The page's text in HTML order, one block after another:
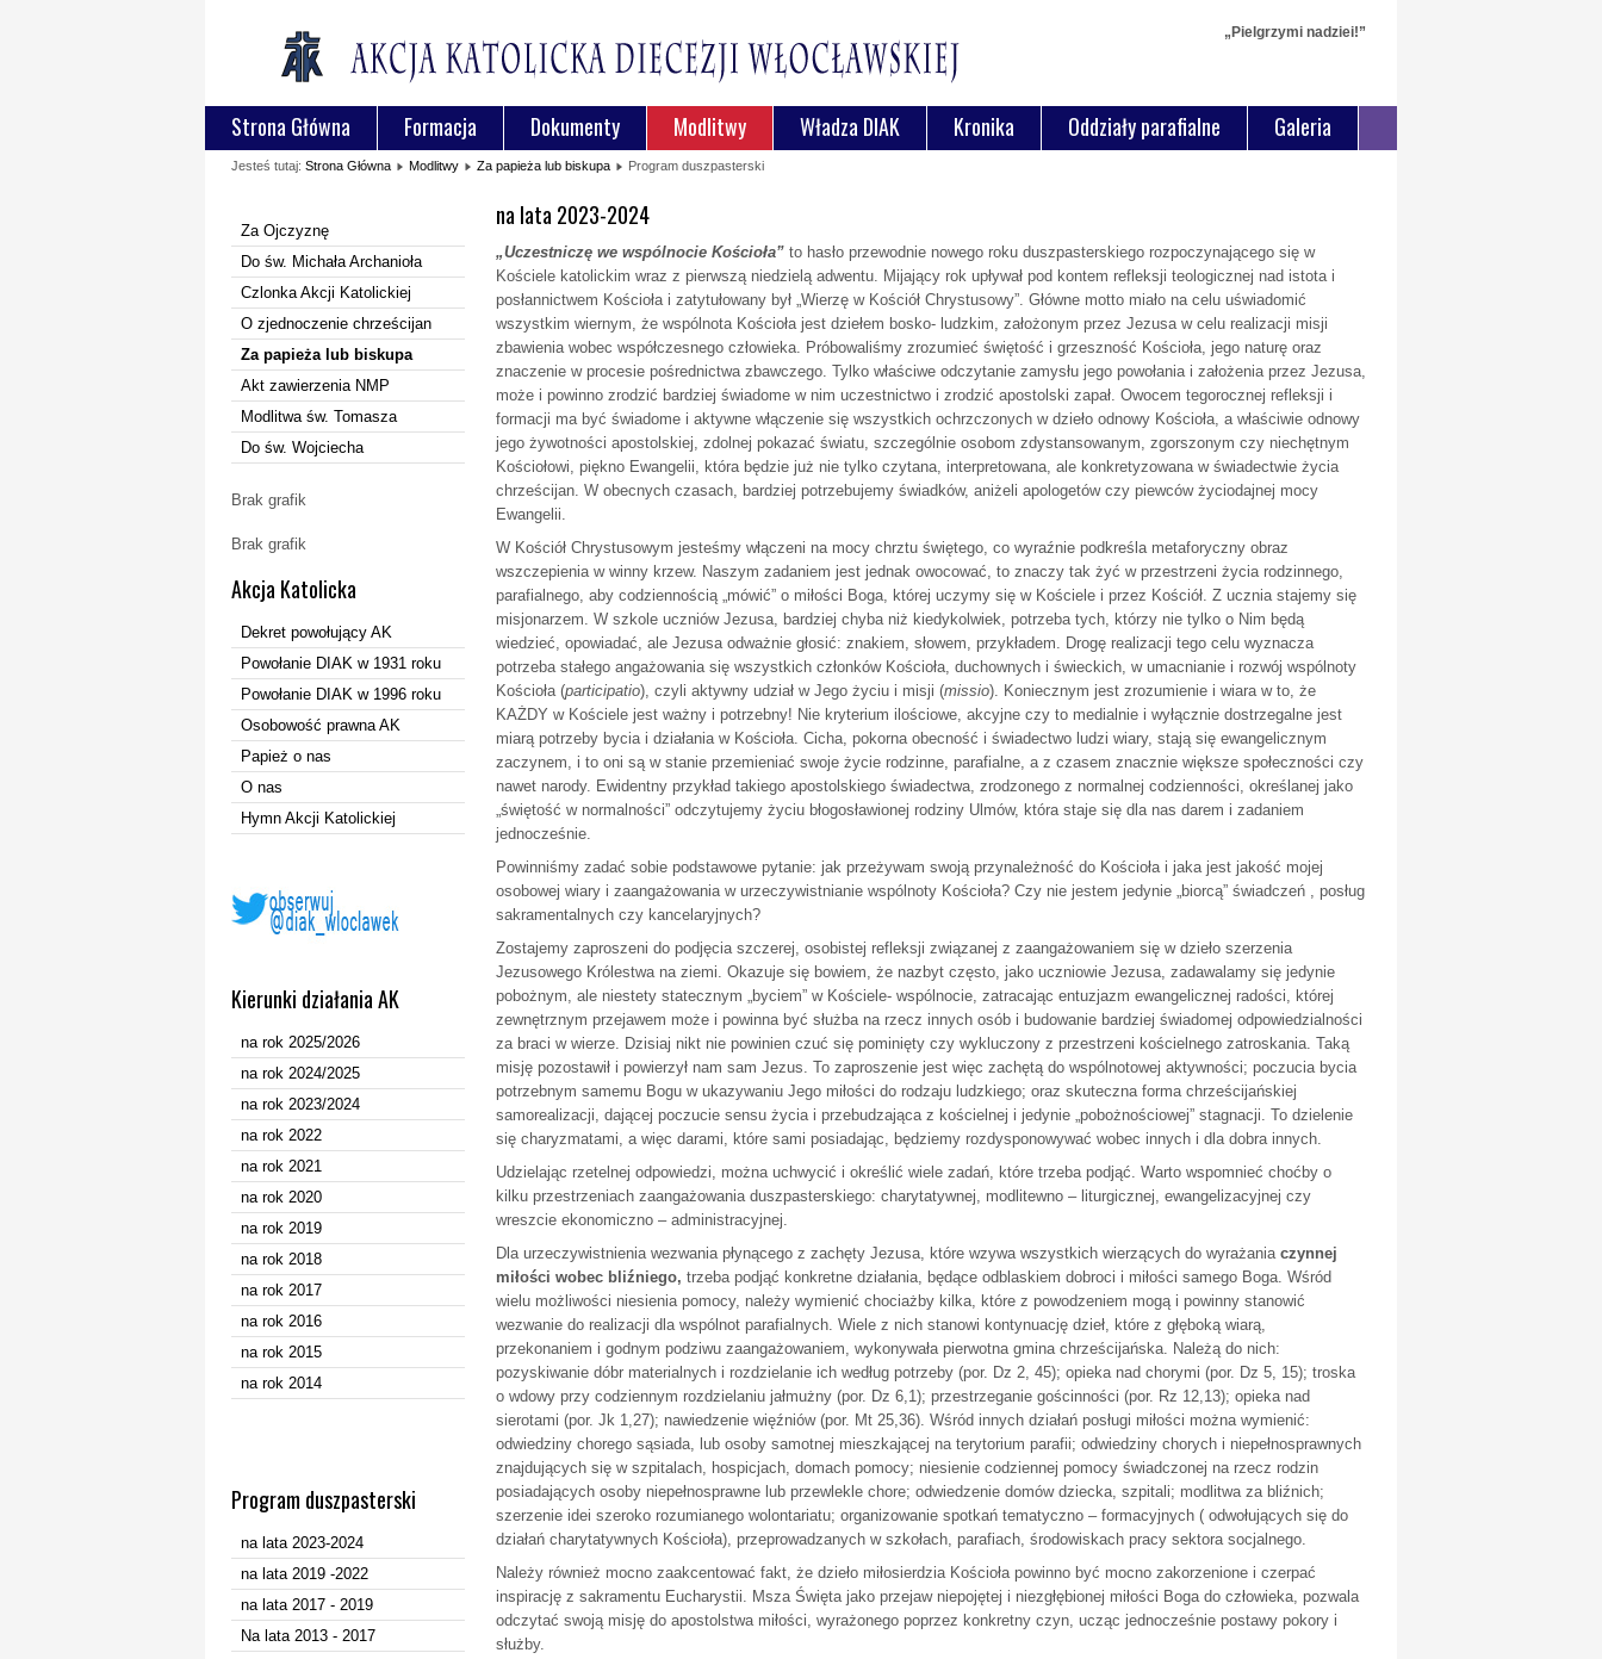
„Pielgrzymi nadziei!”
Strona Główna Formacja Dokumenty Modlitwy Władza DIAK Kronika Oddziały parafialne Galeria
Jesteś tutaj: Strona Główna Modlitwy Za papieża lub biskupa Program duszpasterski
Za Ojczyznę
Do św. Michała Archanioła
Czlonka Akcji Katolickiej
O zjednoczenie chrześcijan
Za papieża lub biskupa
Akt zawierzenia NMP
Modlitwa św. Tomasza
Do św. Wojciecha
Brak grafik
Brak grafik
Akcja Katolicka
Dekret powołujący AK
Powołanie DIAK w 1931 roku
Powołanie DIAK w 1996 roku
Osobowość prawna AK
Papież o nas
O nas
Hymn Akcji Katolickiej
Kierunki działania AK
na rok 2025/2026
na rok 2024/2025
na rok 2023/2024
na rok 2022
na rok 2021
na rok 2020
na rok 2019
na rok 2018
na rok 2017
na rok 2016
na rok 2015
na rok 2014
Program duszpasterski
na lata 2023-2024
na lata 2019 -2022
na lata 2017 - 2019
Na lata 2013 - 2017
na lata 2023-2024
„Uczestniczę we wspólnocie Kościoła” to hasło przewodnie nowego roku duszpasterskiego rozpoczynającego się w
Kościele katolickim wraz z pierwszą niedzielą adwentu. Mijający rok upływał pod kontem refleksji teologicznej nad istota i
posłannictwem Kościoła i zatytułowany był „Wierzę w Kościół Chrystusowy”. Główne motto miało na celu uświadomić
wszystkim wiernym, że wspólnota Kościoła jest dziełem bosko- ludzkim, założonym przez Jezusa w celu realizacji misji
zbawienia wobec współczesnego człowieka. Próbowaliśmy zrozumieć świętość i grzeszność Kościoła, jego naturę oraz
znaczenie w procesie pośrednictwa zbawczego. Tylko właściwe odczytanie zamysłu jego powołania i założenia przez Jezusa,
może i powinno zrodzić bardziej świadome w nim uczestnictwo i zrodzić apostolski zapał. Owocem tegorocznej refleksji i
formacji ma być świadome i aktywne włączenie się wszystkich ochrzczonych w dzieło odnowy Kościoła, a właściwie odnowy
jego żywotności apostolskiej, zdolnej pokazać światu, szczególnie osobom zdystansowanym, zgorszonym czy niechętnym
Kościołowi, piękno Ewangelii, która będzie już nie tylko czytana, interpretowana, ale konkretyzowana w świadectwie życia
chrześcijan. W obecnych czasach, bardziej potrzebujemy świadków, aniżeli apologetów czy piewców życiodajnej mocy
Ewangelii.
W Kościół Chrystusowym jesteśmy włączeni na mocy chrztu świętego, co wyraźnie podkreśla metaforyczny obraz
wszczepienia w winny krzew. Naszym zadaniem jest jednak owocować, to znaczy tak żyć w przestrzeni życia rodzinnego,
parafialnego, aby codziennością „mówić” o miłości Boga, której uczymy się w Kościele i przez Kościół. Z ucznia stajemy się
misjonarzem. W szkole uczniów Jezusa, bardziej chyba niż kiedykolwiek, potrzeba tych, którzy nie tylko o Nim będą
wiedzieć, opowiadać, ale Jezusa odważnie głosić: znakiem, słowem, przykładem. Drogę realizacji tego celu wyznacza
potrzeba stałego angażowania się wszystkich członków Kościoła, duchownych i świeckich, w umacnianie i rozwój wspólnoty
Kościoła (participatio), czyli aktywny udział w Jego życiu i misji (missio). Koniecznym jest zrozumienie i wiara w to, że
KAŻDY w Kościele jest ważny i potrzebny! Nie kryterium ilościowe, akcyjne czy to medialnie i wyłącznie dostrzegalne jest
miarą potrzeby bycia i działania w Kościoła. Cicha, pokorna obecność i świadectwo ludzi wiary, stają się ewangelicznym
zaczynem, i to oni są w stanie przemieniać swoje życie rodzinne, parafialne, a z czasem znacznie większe społeczności czy
nawet narody. Ewidentny przykład takiego apostolskiego świadectwa, zrodzonego z normalnej codzienności, określanej jako
„świętość w normalności” odczytujemy życiu błogosławionej rodziny Ulmów, która staje się dla nas darem i zadaniem
jednocześnie.
Powinniśmy zadać sobie podstawowe pytanie: jak przeżywam swoją przynależność do Kościoła i jaka jest jakość mojej
osobowej wiary i zaangażowania w urzeczywistnianie wspólnoty Kościoła? Czy nie jestem jedynie „biorcą” świadczeń , posług
sakramentalnych czy kancelaryjnych?
Zostajemy zaproszeni do podjęcia szczerej, osobistej refleksji związanej z zaangażowaniem się w dzieło szerzenia
Jezusowego Królestwa na ziemi. Okazuje się bowiem, że nazbyt często, jako uczniowie Jezusa, zadawalamy się jedynie
pobożnym, ale niestety statecznym „byciem” w Kościele- wspólnocie, zatracając entuzjazm ewangelicznej radości, której
zewnętrznym przejawem może i powinna być służba na rzecz innych osób i budowanie bardziej świadomej odpowiedzialności
za braci w wierze. Dzisiaj nikt nie powinien czuć się pominięty czy wykluczony z przestrzeni kościelnego zatroskania. Taką
misję pozostawił i powierzył nam sam Jezus. To zaproszenie jest więc zachętą do wspólnotowej aktywności; poczucia bycia
potrzebnym samemu Bogu w ukazywaniu Jego miłości do rodzaju ludzkiego; oraz skuteczna forma chrześcijańskiej
samorealizacji, dającej poczucie sensu życia i przebudzająca z kościelnej i jedynie „pobożnościowej” stagnacji. To dzielenie
się charyzmatami, a więc darami, które sami posiadając, będziemy rozdysponowywać wobec innych i dla dobra innych.
Udzielając rzetelnej odpowiedzi, można uchwycić i określić wiele zadań, które trzeba podjąć. Warto wspomnieć choćby o
kilku przestrzeniach zaangażowania duszpasterskiego: charytatywnej, modlitewno – liturgicznej, ewangelizacyjnej czy
wreszcie ekonomiczno – administracyjnej.
Dla urzeczywistnienia wezwania płynącego z zachęty Jezusa, które wzywa wszystkich wierzących do wyrażania czynnej
miłości wobec bliźniego, trzeba podjąć konkretne działania, będące odblaskiem dobroci i miłości samego Boga. Wśród
wielu możliwości niesienia pomocy, należy wymienić chociażby kilka, które z powodzeniem mogą i powinny stanowić
wezwanie do realizacji dla wspólnot parafialnych. Wiele z nich stanowi kontynuację dzieł, które z głęboką wiarą,
przekonaniem i godnym podziwu zaangażowaniem, wykonywała pierwotna gmina chrześcijańska. Należą do nich:
pozyskiwanie dóbr materialnych i rozdzielanie ich według potrzeby (por. Dz 2, 45); opieka nad chorymi (por. Dz 5, 15); troska
o wdowy przy codziennym rozdzielaniu jałmużny (por. Dz 6,1); przestrzeganie gościnności (por. Rz 12,13); opieka nad
sierotami (por. Jk 1,27); nawiedzenie więźniów (por. Mt 25,36). Wśród innych działań posługi miłości można wymienić:
odwiedziny chorego sąsiada, lub osoby samotnej mieszkającej na terytorium parafii; odwiedziny chorych i niepełnosprawnych
znajdujących się w szpitalach, hospicjach, domach pomocy; niesienie codziennej pomocy świadczonej na rzecz rodzin
posiadających osoby niepełnosprawne lub przewlekle chore; odwiedzenie domów dziecka, szpitali; modlitwa za bliźnich;
szerzenie idei szeroko rozumianego wolontariatu; organizowanie spotkań tematyczno – formacyjnych ( odwołujących się do
działań charytatywnych Kościoła), przeprowadzanych w szkołach, parafiach, środowiskach pracy sektora socjalnego.
Należy również mocno zaakcentować fakt, że dzieło miłosierdzia Kościoła powinno być mocno zakorzenione i czerpać
inspirację z sakramentu Eucharystii. Msza Święta jako przejaw niepojętej i niezgłębionej miłości Boga do człowieka, pozwala
odczytać swoją misję do apostolstwa miłości, wyrażonego poprzez konkretny czyn, ucząc jednocześnie postawy pokory i
służby.